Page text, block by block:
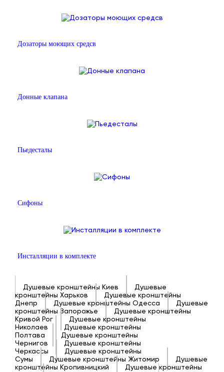
Дозаторы моющих средсв
Донные клапана
Пьедесталы
Сифоны
Инсталляции в комплекте
Душевые кронштейны Киев
Душевые
кронштейны Харьков
Душевые кронштейны
Днепр
Душевые кронштейны Одесса
Душевые
кронштейны Запорожье
Душевые кронштейны
Кривой Рог
Душевые кронштейны
Николаев
Душевые кронштейны
Полтава
Душевые кронштейны
Чернигов
Душевые кронштейны
Черкассы
Душевые кронштейны
Сумы
Душевые кронштейны Житомир
Душевые
кронштейны Кропивницкий
Душевые кронштейны